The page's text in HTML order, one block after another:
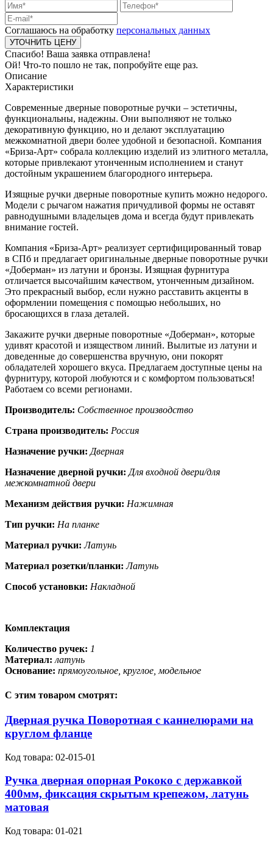
Соглашаюсь на обработку персональных данных
Спасибо! Ваша заявка отправлена!
Ой! Что-то пошло не так, попробуйте еще раз.
Описание
Характеристики
Современные дверные поворотные ручки – эстетичны,
функциональны, надежны. Они выполняют не только
декоративную функцию, но и делают эксплуатацию
межкомнатной двери более удобной и безопасной. Компания
«Бриза-Арт» собрала коллекцию изделий из элитного металла,
которые привлекают утонченным исполнением и станут
достойным украшением благородного интерьера.
Изящные ручки дверные поворотные купить можно недорого.
Модели с рычагом нажатия причудливой формы не оставят
равнодушными владельцев дома и всегда будут привлекать
внимание гостей.
Компания «Бриза-Арт» реализует сертифицированный товар
в СПб и предлагает оригинальные дверные поворотные ручки
«Доберман» из латуни и бронзы. Изящная фурнитура
отличается высочайшим качеством, утонченным дизайном.
Это прекрасный выбор, если нужно расставить акценты в
оформлении помещения с помощью небольших, но
бросающихся в глаза деталей.
Закажите ручки дверные поворотные «Доберман», которые
удивят красотой и изяществом линий. Вылитые из латуни и
доведенные до совершенства вручную, они покорят
обладателей хорошего вкуса. Предлагаем доступные цены на
фурнитуру, которой любуются и с комфортом пользоваться!
Работаем со всеми регионами.
Производитель: Собственное производство
Страна производитель: Россия
Назначение ручки: Дверная
Назначение дверной ручки: Для входной двери/для
межкомнатной двери
Механизм действия ручки: Нажимная
Тип ручки: На планке
Материал ручки: Латунь
Материал розетки/планки: Латунь
Способ установки: Накладной
Комплектация
Количество ручек: 1
Материал: латунь
Основание: прямоугольное, круглое, модельное
С этим товаром смотрят:
Дверная ручка Поворотная с каннелюрами на
круглом фланце
Код товара: 02-015-01
Ручка дверная опорная Рококо с державкой
400мм, фиксация скрытым крепежом, латунь
матовая
Код товара: 01-021